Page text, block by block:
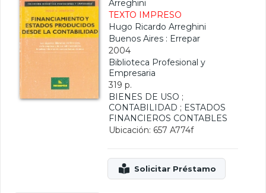
Arreghini
TEXTO IMPRESO
Hugo Ricardo Arreghini
Buenos Aires : Errepar
2004
Biblioteca Profesional y
Empresaria
319 p.
BIENES DE USO ;
CONTABILIDAD ; ESTADOS
FINANCIEROS CONTABLES
Ubicación: 657 A774f